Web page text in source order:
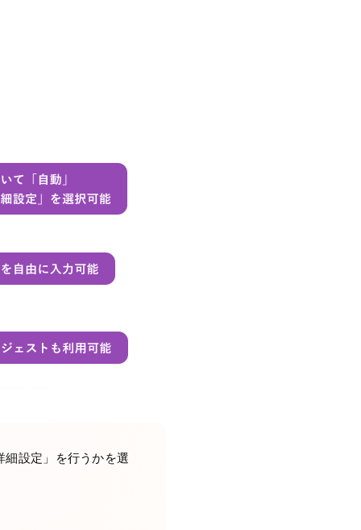
細設定」を行うかを選